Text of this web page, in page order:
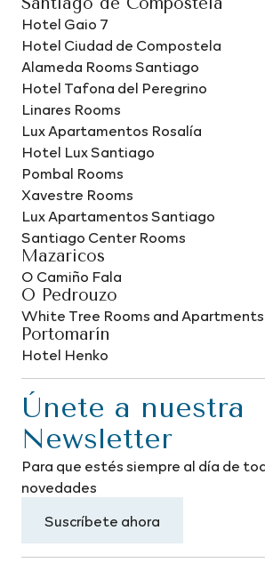
Hotel Gaio 7
Hotel Ciudad de Compostela
Alameda Rooms Santiago
Hotel Tafona del Peregrino
Linares Rooms
Lux Apartamentos Rosalía
Hotel Lux Santiago
Pombal Rooms
Xavestre Rooms
Lux Apartamentos Santiago
Santiago Center Rooms
Mazaricos
O Camiño Fala
O Pedrouzo
White Tree Rooms and Apartments
Portomarín
Hotel Henko
Únete a nuestra
Newsletter
Para que estés siempre al día de
novedades
Suscríbete ahora